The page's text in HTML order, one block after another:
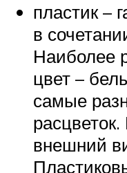
пластик –
в
Наиболее
цвет –
самые
внешний